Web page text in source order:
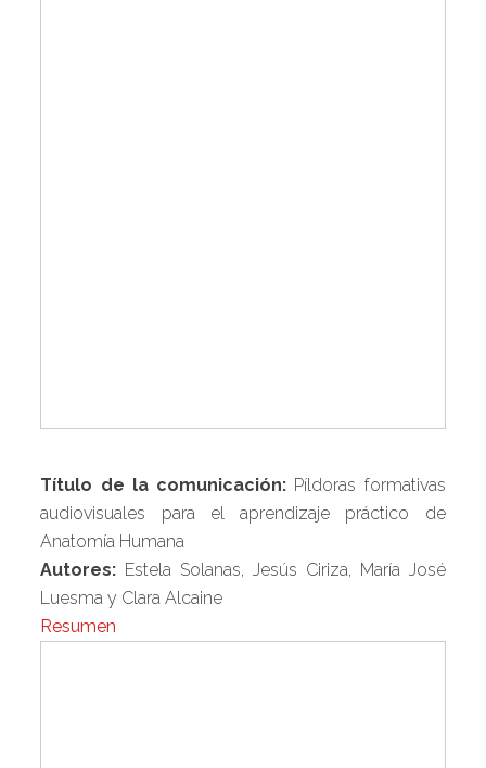
Título de la comunicación: Píldoras formativas
audiovisuales para el aprendizaje práctico de
Anatomía Humana
Autores: Estela Solanas, Jesús Ciriza, María José
Luesma y Clara Alcaine
Resumen